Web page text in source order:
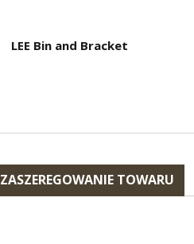
LEE Bin and Bracket
ZASZEREGOWANIE TOWARU